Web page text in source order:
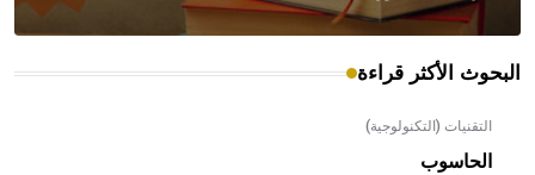
البحوث الأكثر قراءة
التقنيات (التكنولوجية)
الحاسوب